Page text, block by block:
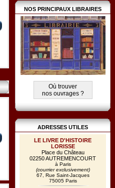
NOS PRINCIPAUX LIBRAIRES
Où trouver
nos ouvrages ?
ADRESSES UTILES
LE LIVRE D'HISTOIRE
LORISSE
Place du Château
02250 AUTREMENCOURT
à Paris
(courrier exclusivement)
67, Rue Saint-Jacques
75005 Paris